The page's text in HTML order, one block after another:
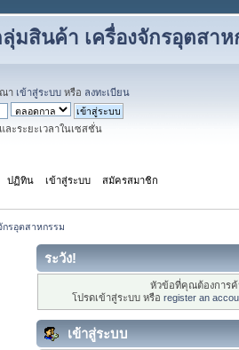
มสินค้า เครื่องจักรอุตสาห
า เข้าสู่ระบบ หรือ ลงทะเบียน
ะระยะเวลาในเซสชั่น
ปฏิทิน เข้าสู่ระบบ สมัครสมาชิก
รอุตสาหกรรม
ระวัง!
หัวข้อที่คุณต้องการ
โปรดเข้าสู่ระบบ หรือ register an
เข้าสู่ระบบ